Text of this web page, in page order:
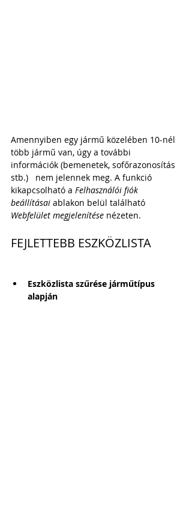
Amennyiben egy jármű közelében 10-nél
több jármű van, úgy a további
információk (bemenetek, sofőrazonosítás
stb.)   nem jelennek meg. A funkció
kikapcsolható a Felhasználói fiók
beállításai ablakon belül található
Webfelület megjelenítése nézeten.
FEJLETTEBB ESZKÖZLISTA
Eszközlista szűrése járműtípus
alapján